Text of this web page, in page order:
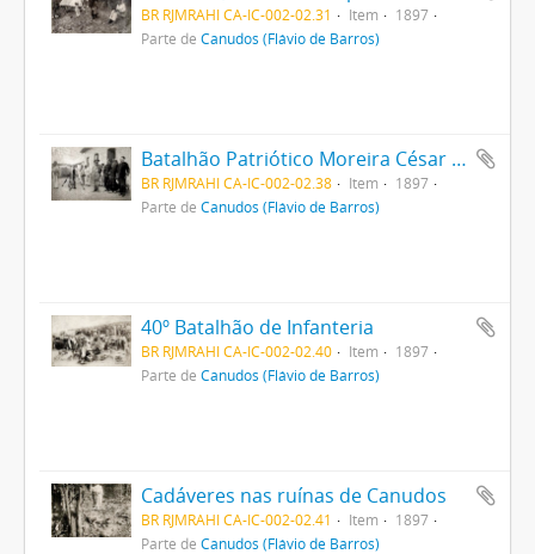
BR RJMRAHI CA-IC-002-02.31 Item
1897
Parte de Canudos (Flávio de Barros)
Batalhão Patriótico Moreira César em Monte Santo
BR RJMRAHI CA-IC-002-02.38 Item
1897
Parte de Canudos (Flávio de Barros)
40º Batalhão de Infanteria
BR RJMRAHI CA-IC-002-02.40 Item
1897
Parte de Canudos (Flávio de Barros)
Cadáveres nas ruínas de Canudos
BR RJMRAHI CA-IC-002-02.41 Item
1897
Parte de Canudos (Flávio de Barros)